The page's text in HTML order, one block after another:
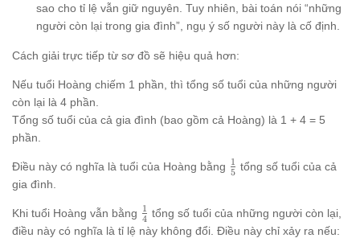
sao cho tỉ lệ vẫn giữ nguyên. Tuy nhiên, bài toán nói “những
người còn lại trong gia đình”, ngụ ý số người này là cố định.
Cách giải trực tiếp từ sơ đồ sẽ hiệu quả hơn:
Nếu tuổi Hoàng chiếm 1 phần, thì tổng số tuổi của những người
còn lại là 4 phần.
Tổng số tuổi của cả gia đình (bao gồm cả Hoàng) là 1 + 4 = 5
phần.
Điều này có nghĩa là tuổi của Hoàng bằng \frac{1}
{5}
5
1 tổng số tuổi của cả
gia đình.
Khi tuổi Hoàng vẫn bằng \frac{1}
{4}
4
1 tổng số tuổi của những người còn lại,
điều này có nghĩa là tỉ lệ này không đổi. Điều này chỉ xảy ra nếu: